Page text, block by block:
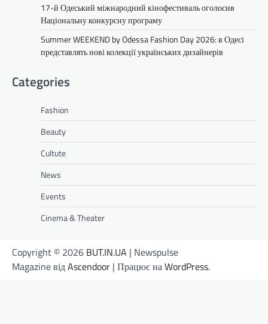
17-й Одеський міжнародний кінофестиваль оголосив
Національну конкурсну програму
Summer WEEKEND by Odessa Fashion Day 2026: в Одесі
представлять нові колекції українських дизайнерів
Categories
Fashion
Beauty
Cultute
News
Events
Cinema & Theater
Copyright © 2026 BUT.IN.UA | Newspulse
Magazine відAscendoor | Працює наWordPress.